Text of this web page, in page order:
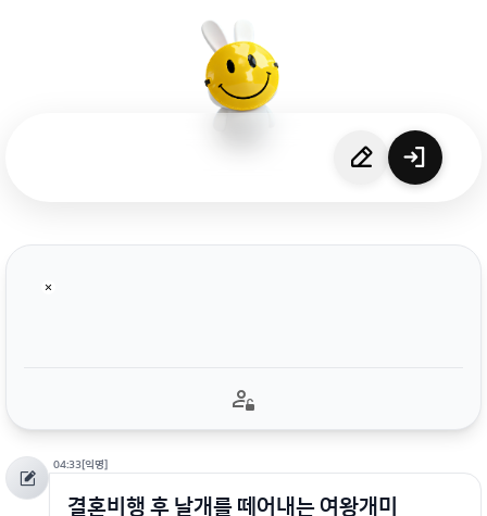
04:33[익명]
결혼비행 후 날개를 떼어내는 여왕개미